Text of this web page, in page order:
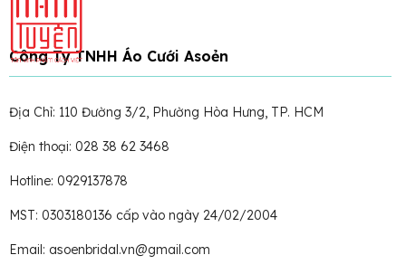
Công Ty TNHH Áo Cưới Asoẻn
Địa Chỉ: 110 Đường 3/2, Phường Hòa Hưng, TP. HCM
Điện thoại: 028 38 62 3468
Hotline: 0929137878
MST: 0303180136 cấp vào ngày 24/02/2004
Email: asoenbridal.vn@gmail.com